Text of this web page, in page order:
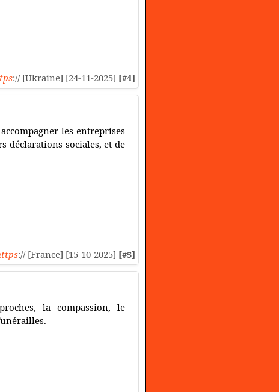
:// [Ukraine] [24-11-2025] [#4]
les entreprises
déclarations sociales, et de
:// [France] [15-10-2025] [#5]
la compassion, le